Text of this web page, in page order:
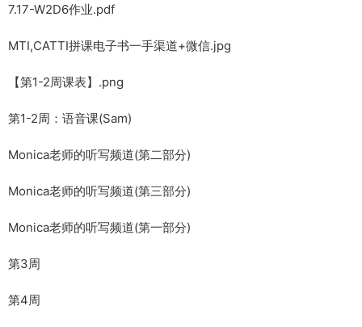
7.17-W2D6作业.pdf
MTI,CATTI拼课电子书一手渠道+微信.jpg
【第1-2周课表】.png
第1-2周：语音课(Sam)
Monica老师的听写频道(第二部分)
Monica老师的听写频道(第三部分)
Monica老师的听写频道(第一部分)
第3周
第4周